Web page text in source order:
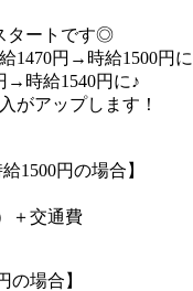
タートです◎
1470円→時給1500円に
→時給1540円に♪
がアップします！
1500円の場合】
＋交通費
の場合】